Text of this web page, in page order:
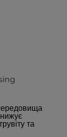
та